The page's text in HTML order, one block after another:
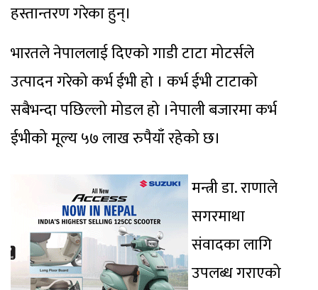
हस्तान्तरण गरेका हुन्।
भारतले नेपाललाई दिएको गाडी टाटा मोटर्सले
उत्पादन गरेको कर्भ ईभी हो । कर्भ ईभी टाटाको
सबैभन्दा पछिल्लो मोडल हो ।नेपाली बजारमा कर्भ
ईभीको मूल्य ५७ लाख रुपैयाँ रहेको छ।
मन्त्री डा. राणाले
सगरमाथा
संवादका लागि
उपलब्ध गराएको